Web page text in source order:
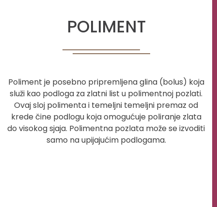
POLIMENT
Poliment je posebno pripremljena glina (bolus) koja
služi kao podloga za zlatni list u polimentnoj pozlati.
Ovaj sloj polimenta i temeljni temeljni premaz od
krede čine podlogu koja omogućuje poliranje zlata
do visokog sjaja. Polimentna pozlata može se izvoditi
samo na upijajućim podlogama.